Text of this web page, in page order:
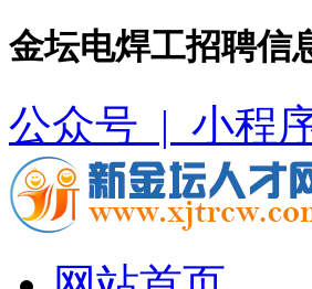
金坛电焊工招聘信
公众号 | 小程